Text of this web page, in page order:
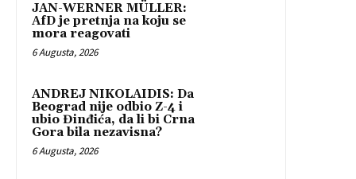
JAN-WERNER MÜLLER:
AfD je pretnja na koju se
mora reagovati
6 Augusta, 2026
ANDREJ NIKOLAIDIS: Da
Beograd nije odbio Z-4 i
ubio Đinđića, da li bi Crna
Gora bila nezavisna?
6 Augusta, 2026